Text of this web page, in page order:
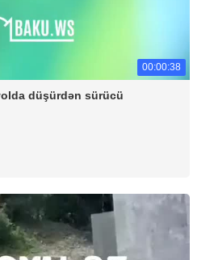
00:00:38
düşürdən sürücü